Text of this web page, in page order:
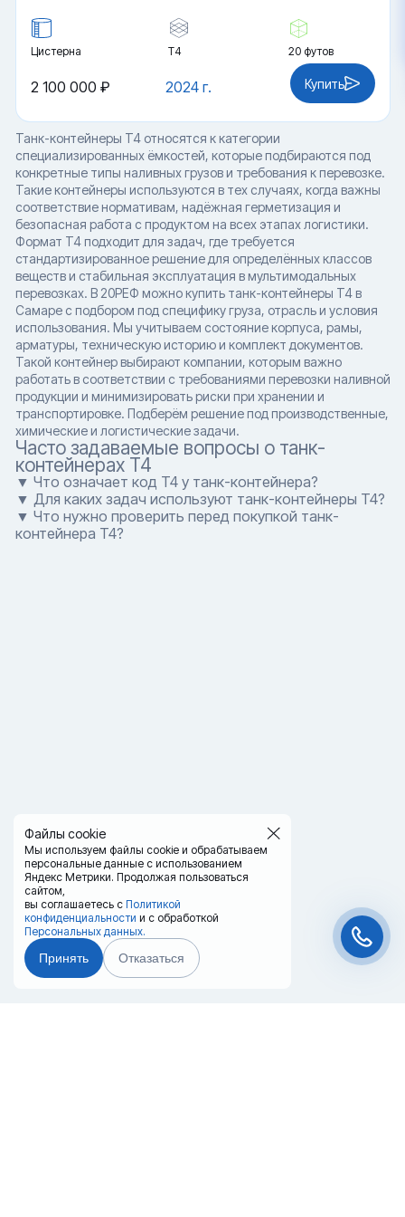
Файлы cookie
Мы используем файлы cookie и обрабатываем
персональные данные с использованием
Яндекс Метрики. Продолжая пользоваться
сайтом,
вы соглашаетесь с Политикой
конфиденциальности и с обработкой
Персональных данных.
Принять Отказаться
Цистерна Т4 20 футов
2024 г.
2 100 000 ₽ Купить
Танк-контейнеры T4 относятся к категории
специализированных ёмкостей, которые подбираются под
конкретные типы наливных грузов и требования к перевозке.
Такие контейнеры используются в тех случаях, когда важны
соответствие нормативам, надёжная герметизация и
безопасная работа с продуктом на всех этапах логистики.
Формат T4 подходит для задач, где требуется
стандартизированное решение для определённых классов
веществ и стабильная эксплуатация в мультимодальных
перевозках. В 20РЕФ можно купить танк-контейнеры T4 в
Самаре с подбором под специфику груза, отрасль и условия
использования. Мы учитываем состояние корпуса, рамы,
арматуры, техническую историю и комплект документов.
Такой контейнер выбирают компании, которым важно
работать в соответствии с требованиями перевозки наливной
продукции и минимизировать риски при хранении и
транспортировке. Подберём решение под производственные,
химические и логистические задачи.
Часто задаваемые вопросы о танк-
контейнерах T4
▼ Что означает код T4 у танк-контейнера?
▼ Для каких задач используют танк-контейнеры T4?
▼ Что нужно проверить перед покупкой танк-
контейнера T4?